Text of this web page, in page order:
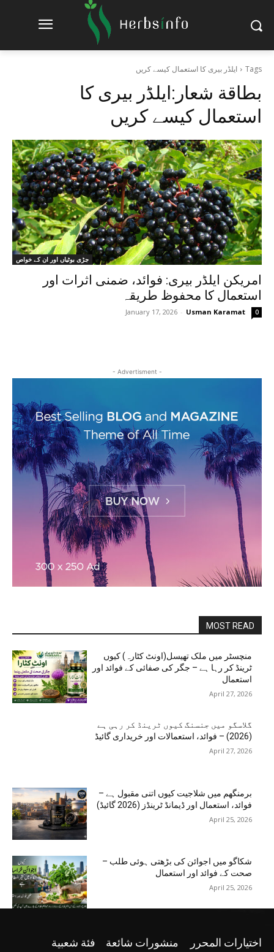
Tags ایلڈر بیری کا استعمال کیسے کریں
بطاقة شعار:ایلڈر بیری کا
استعمال کیسے کریں
جڑی بوٹیاں اور ان کے خواص
امریکن ایلڈر بیری: فوائد، ضمنی اثرات اور
استعمال کا محفوظ طریقہ
Usman Karamat
-
January 17, 2026 0
- Advertisment -
MOST READ
منچسٹر میں ملک تھیسل(اونٹ کٹارہ) کیوں
ٹرینڈ کر رہا ہے – جگر کی صفائی کے فوائد اور
استعمال
April 27, 2026
گلاسگو میں جنسنگ کیوں ٹرینڈ کر رہی ہے
(2026) – فوائد، استعمالات اور خریداری گائیڈ
April 27, 2026
برمنگھم میں شلاجیت کیوں اتنی مقبول ہے –
فوائد، استعمال اور ڈیمانڈ ٹرینڈز (2026 گائیڈ)
April 25, 2026
شکاگو میں اجوائن کی بڑھتی ہوئی طلب –
صحت کے فوائد اور استعمال
April 25, 2026
اختيارات المحرر منشورات شائعة فئة شعبية